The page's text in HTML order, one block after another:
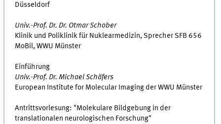
Düsseldorf
Univ.-Prof. Dr. Dr. Otmar Schober
Klinik und Poliklinik für Nuklearmedizin, Sprecher SFB 656
MoBil, WWU Münster
Einführung
Univ.-Prof. Dr. Michael Schäfers
European Institute for Molecular Imaging der WWU Münster
Antrittsvorlesung: "Molekulare Bildgebung in der
translationalen neurologischen Forschung"